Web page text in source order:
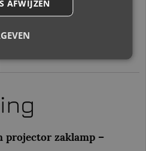
informatie
zaklamp –
AFWIJZEN